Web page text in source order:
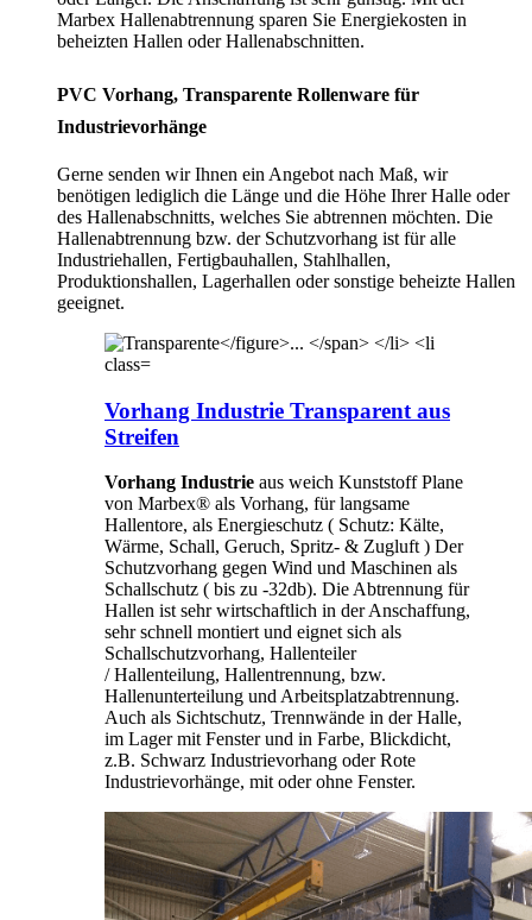
Marbex Hallenabtrennung sparen Sie Energiekosten in
beheizten Hallen oder Hallenabschnitten.
PVC Vorhang, Transparente Rollenware für
Industrievorhänge
Gerne senden wir Ihnen ein Angebot nach Maß, wir
benötigen lediglich die Länge und die Höhe Ihrer Halle oder
des Hallenabschnitts, welches Sie abtrennen möchten. Die
Hallenabtrennung bzw. der Schutzvorhang ist für alle
Industriehallen, Fertigbauhallen, Stahlhallen,
Produktionshallen, Lagerhallen oder sonstige beheizte Hallen
geeignet.
Vorhang Industrie Transparent aus
Streifen
Vorhang Industrie aus weich Kunststoff Plane
von Marbex® als Vorhang, für langsame
Hallentore, als Energieschutz ( Schutz: Kälte,
Wärme, Schall, Geruch, Spritz- & Zugluft ) Der
Schutzvorhang gegen Wind und Maschinen als
Schallschutz ( bis zu -32db). Die Abtrennung für
Hallen ist sehr wirtschaftlich in der Anschaffung,
sehr schnell montiert und eignet sich als
Schallschutzvorhang, Hallenteiler
/Hallenteilung, Hallentrennung, bzw.
Hallenunterteilung und Arbeitsplatzabtrennung.
Auch als Sichtschutz, Trennwände in der Halle,
im Lager mit Fenster und in Farbe, Blickdicht,
z.B. Schwarz Industrievorhang oder Rote
Industrievorhänge, mit oder ohne Fenster.